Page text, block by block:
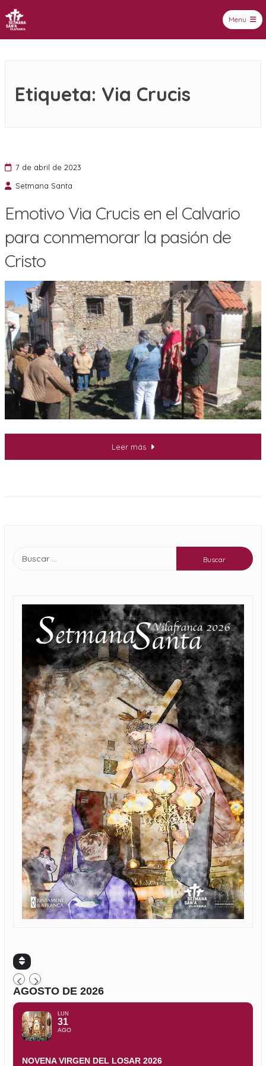
Setmana Santa Vilafranca
Menu
Etiqueta: Via Crucis
7 de abril de 2023
Setmana Santa
Emotivo Via Crucis en el Calvario
para conmemorar la pasión de
Cristo
Leer más
AGOSTO DE 2026
LUN
31
AGO
NOVENA VIRGEN DEL LOSAR 2026